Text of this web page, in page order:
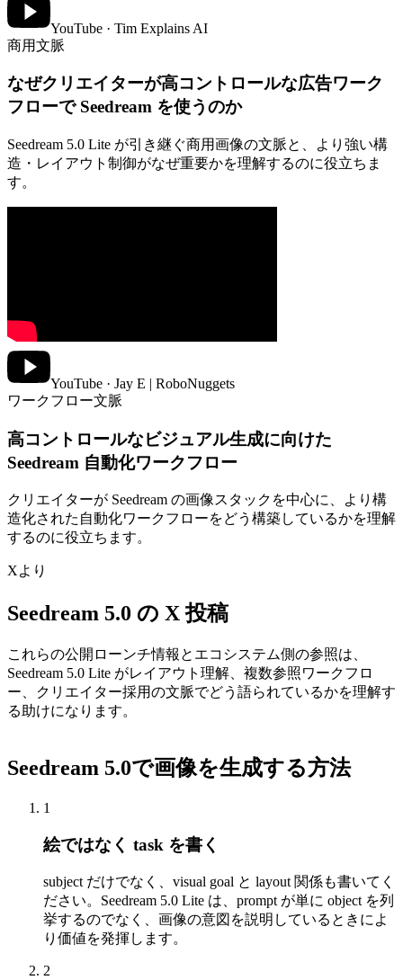
YouTube · Tim Explains AI
商用文脈
なぜクリエイターが高コントロールな広告ワーク
フローで Seedream を使うのか
Seedream 5.0 Lite が引き継ぐ商用画像の文脈と、より強い構
造・レイアウト制御がなぜ重要かを理解するのに役立ちま
す。
YouTube · Jay E | RoboNuggets
ワークフロー文脈
高コントロールなビジュアル生成に向けた
Seedream 自動化ワークフロー
クリエイターが Seedream の画像スタックを中心に、より構
造化された自動化ワークフローをどう構築しているかを理解
するのに役立ちます。
Xより
Seedream 5.0 の X 投稿
これらの公開ローンチ情報とエコシステム側の参照は、
Seedream 5.0 Lite がレイアウト理解、複数参照ワークフロ
ー、クリエイター採用の文脈でどう語られているかを理解す
る助けになります。
Seedream 5.0で画像を生成する方法
1
絵ではなく task を書く
subject だけでなく、visual goal と layout 関係も書いてく
ださい。Seedream 5.0 Lite は、prompt が単に object を列
挙するのでなく、画像の意図を説明しているときによ
り価値を発揮します。
2